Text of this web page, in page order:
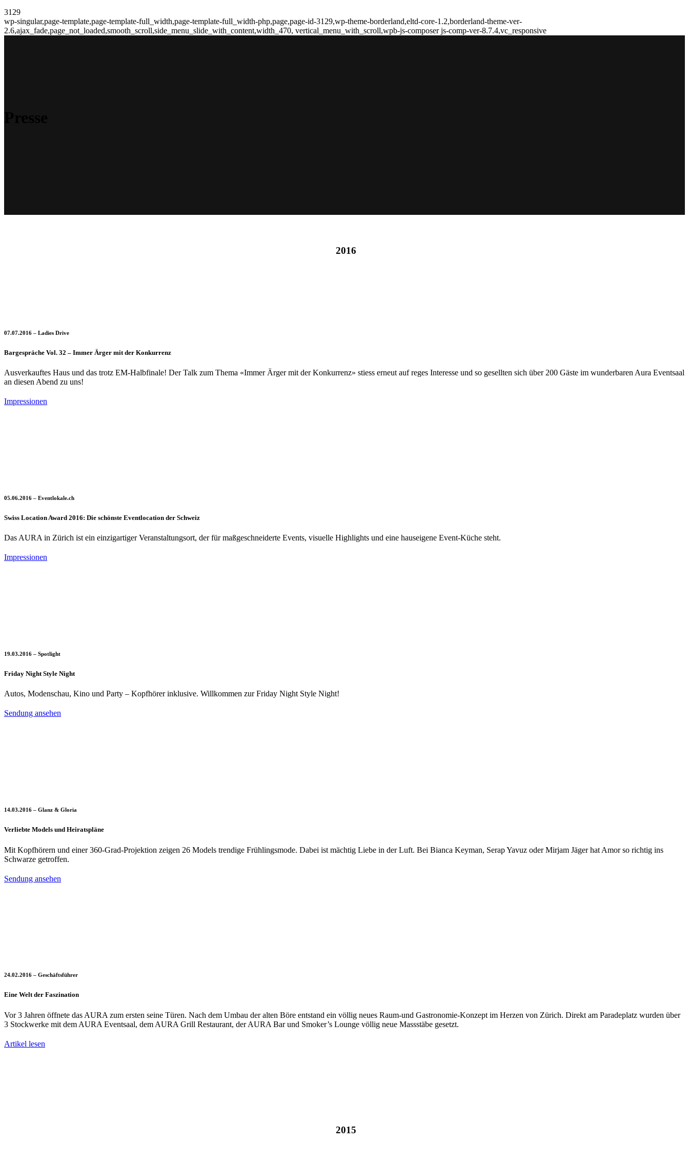
3129
wp-singular,page-template,page-template-full_width,page-template-full_width-php,page,page-id-3129,wp-theme-borderland,eltd-core-1.2,borderland-theme-ver-
2.6,ajax_fade,page_not_loaded,smooth_scroll,side_menu_slide_with_content,width_470, vertical_menu_with_scroll,wpb-js-composer js-comp-ver-8.7.4,vc_responsive
2016
07.07.2016 – Ladies Drive
Bargespräche Vol. 32 – Immer Ärger mit der Konkurrenz
Ausverkauftes Haus und das trotz EM-Halbfinale! Der Talk zum Thema «Immer Ärger mit der Konkurrenz» stiess erneut auf reges Interesse und so gesellten sich über 200 Gäste im wunderbaren Aura Eventsaal
an diesen Abend zu uns!
Impressionen
05.06.2016 – Eventlokale.ch
Swiss Location Award 2016: Die schönste Eventlocation der Schweiz
Das AURA in Zürich ist ein einzigartiger Veranstaltungsort, der für maßgeschneiderte Events, visuelle Highlights und eine hauseigene Event-Küche steht.
Impressionen
19.03.2016 – Spotlight
Friday Night Style Night
Autos, Modenschau, Kino und Party – Kopfhörer inklusive. Willkommen zur Friday Night Style Night!
Sendung ansehen
14.03.2016 – Glanz & Gloria
Verliebte Models und Heiratspläne
Mit Kopfhörern und einer 360-Grad-Projektion zeigen 26 Models trendige Frühlingsmode. Dabei ist mächtig Liebe in der Luft. Bei Bianca Keyman, Serap Yavuz oder Mirjam Jäger hat Amor so richtig ins
Schwarze getroffen.
Sendung ansehen
24.02.2016 – Geschäftsführer
Eine Welt der Faszination
Vor 3 Jahren öffnete das AURA zum ersten seine Türen. Nach dem Umbau der alten Böre entstand ein völlig neues Raum-und Gastronomie-Konzept im Herzen von Zürich. Direkt am Paradeplatz wurden über
3 Stockwerke mit dem AURA Eventsaal, dem AURA Grill Restaurant, der AURA Bar und Smoker’s Lounge völlig neue Massstäbe gesetzt.
Artikel lesen
2015